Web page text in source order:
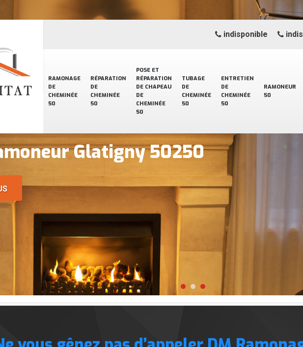
RAMONAGE
DE
CHEMINÉE
50
RÉPARATION
DE
CHEMINÉE
50
POSE ET
RÉPARATION
DE CHAPEAU
DE
CHEMINÉE
50
TUBAGE
DE
CHEMINÉE
50
ENTRETIEN
DE
CHEMINÉE
50
RAMONEUR
50
indisponible
Glatigny 50250